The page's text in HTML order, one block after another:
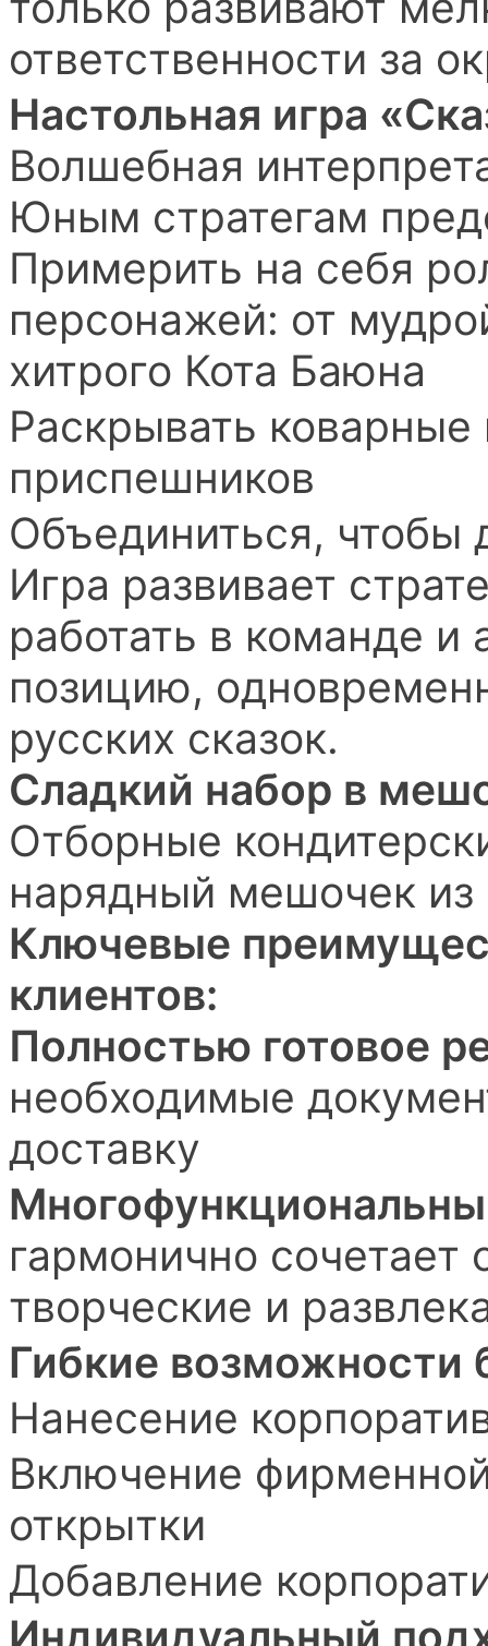
ответственности за
Настольная игра
Волшебная
Юным стратегам
Примерить на себя
персонажей: от
хитрого Кота Баюна
Раскрывать
приспешников
Объединиться, чтобы
Игра развивает
работать в команде и
позицию,
русских сказок.
Сладкий набор в
Отборные
нарядный мешочек из
Ключевые
клиентов:
Полностью готовое
необходимые
доставку
гармонично сочетает
творческие и
Гибкие возможности
Нанесение
Включение
открытки
Добавление
Индивидуальный